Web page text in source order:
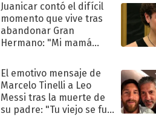
Juanicar contó el difícil
momento que vive tras
abandonar Gran
Hermano: "Mi mamá
El emotivo mensaje de
Marcelo Tinelli a Leo
Messi tras la muerte de
su padre: "Tu viejo se fue